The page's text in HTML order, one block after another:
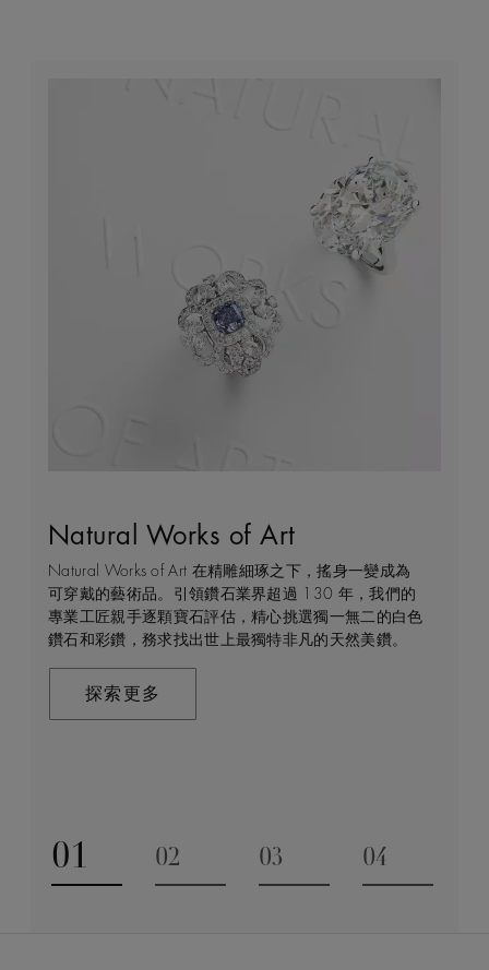
Natural Works of Art
Natural Works of Art 在精雕細琢之下，搖身一變成為
可穿戴的藝術品。引領鑽石業界超過 130 年，我們的
專業工匠親手逐顆寶石評估，精心挑選獨一無二的白色
鑽石和彩鑽，務求找出世上最獨特非凡的天然美鑽。
探索更多
鑽石珠寶創作的藝術
De Beers 作為鑽石珠寶藝術的領導者，在鑽石之旅的
每個階段 —— 從鑽石原石的開採到打造成世代相傳的
瑰寶 —— 均擁有舉足輕重的獨特地位。 我們探索並揭
示大自然的珍稀寶藏所潛藏的醉人魅力，精心創造出工
在這趟追尋極致瑰寶的旅程，對完美的追求與卓越的專
建設永恒
我們每天都能親眼目感受天然美鑽何等珍貴，對佩戴者
和製作過程中的所有人而言，鑽石都是大自然的瑰寶。
因此我們致力確保每顆鑽石都能對開採地當地的人民和
環境帶來長久的正面影響。我們將此承諾稱為「建設永
探索更多
客戶服務
不論您身處家中或到訪我們其中一間商店，我們都渴望
能為您提供度身訂造的購物體驗。預約親臨精品店或線
上購物體驗，即可透過私人諮詢得到專家協助和指導。
聯絡我們
01
Go to slide 1
02
03
04